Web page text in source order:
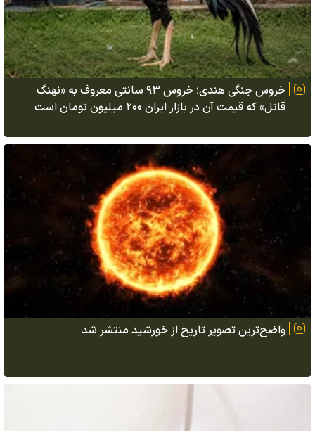
خروس جنگی هندی؛ خروس ۹۳ سانتی معروف به «نهنگ
قاتل» که قیمت آن در بازار ایران ۲۰۰ میلیون تومان است
واضح‌ترین تصویر تاریخ از خورشید منتشر شد